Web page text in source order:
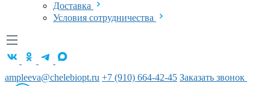
Доставка
Условия сотрудничества
ampleeva@chelebiopt.ru +7 (910) 664-42-45 Заказать звонок